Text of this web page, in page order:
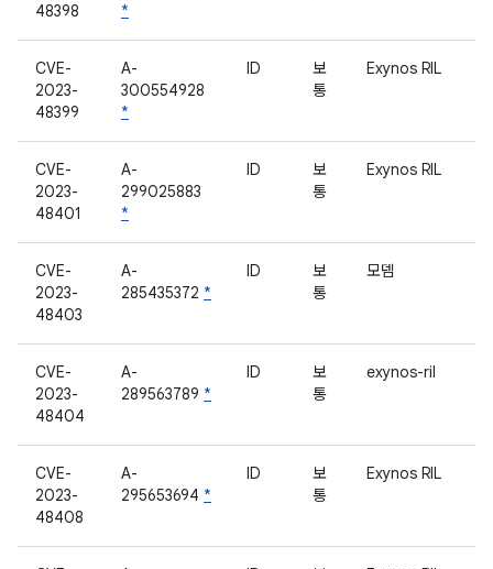
48398
*
CVE-
2023-
48399
A-
300554928
*
ID
보
통
Exynos RIL
CVE-
2023-
48401
A-
299025883
*
ID
보
통
Exynos RIL
CVE-
2023-
48403
A-
285435372 *
ID
보
통
모뎀
CVE-
2023-
48404
A-
289563789 *
ID
보
통
exynos-ril
CVE-
2023-
48408
A-
295653694 *
ID
보
통
Exynos RIL